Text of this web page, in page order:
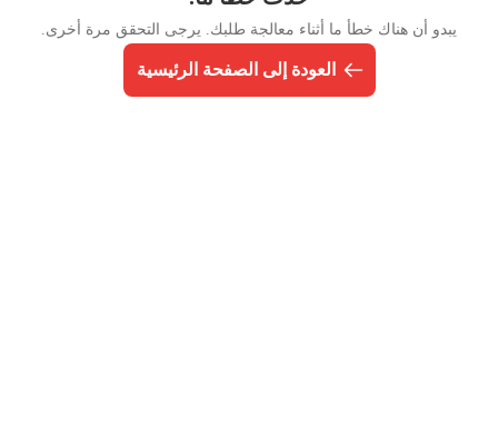
يبدو أن هناك خطأ ما أثناء معالجة طلبك. يرجى التحقق مرة أخرى.
العودة إلى الصفحة الرئيسية